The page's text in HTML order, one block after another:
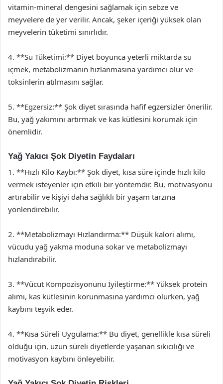
vitamin-mineral dengesini sağlamak için sebze ve
meyvelere de yer verilir. Ancak, şeker içeriği yüksek olan
meyvelerin tüketimi sınırlıdır.
4. **Su Tüketimi:** Diyet boyunca yeterli miktarda su
içmek, metabolizmanın hızlanmasına yardımcı olur ve
toksinlerin atılmasını sağlar.
5. **Egzersiz:** Şok diyet sırasında hafif egzersizler önerilir.
Bu, yağ yakımını artırmak ve kas kütlesini korumak için
önemlidir.
Yağ Yakıcı Şok Diyetin Faydaları
1. **Hızlı Kilo Kaybı:** Şok diyet, kısa süre içinde hızlı kilo
vermek isteyenler için etkili bir yöntemdir. Bu, motivasyonu
artırabilir ve kişiyi daha sağlıklı bir yaşam tarzına
yönlendirebilir.
2. **Metabolizmayı Hızlandırma:** Düşük kalori alımı,
vücudu yağ yakma moduna sokar ve metabolizmayı
hızlandırabilir.
3. **Vücut Kompozisyonunu İyileştirme:** Yüksek protein
alımı, kas kütlesinin korunmasına yardımcı olurken, yağ
kaybını teşvik eder.
4. **Kısa Süreli Uygulama:** Bu diyet, genellikle kısa süreli
olduğu için, uzun süreli diyetlerde yaşanan sıkıcılığı ve
motivasyon kaybını önleyebilir.